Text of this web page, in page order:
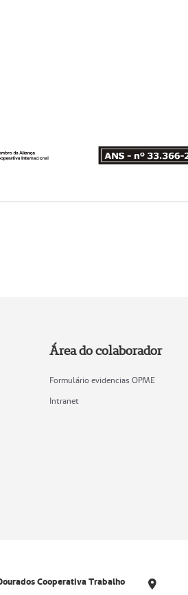
Área do colaborador
Formulário evidencias OPME
Intranet
Cooperativa Trabalho